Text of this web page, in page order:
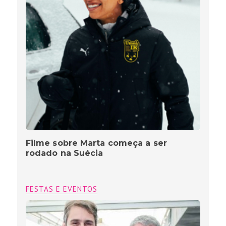
Filme sobre Marta começa a ser
rodado na Suécia
FESTAS E EVENTOS